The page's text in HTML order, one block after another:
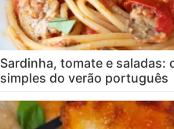
Sardinha, tomate e saladas:
simples do verão português